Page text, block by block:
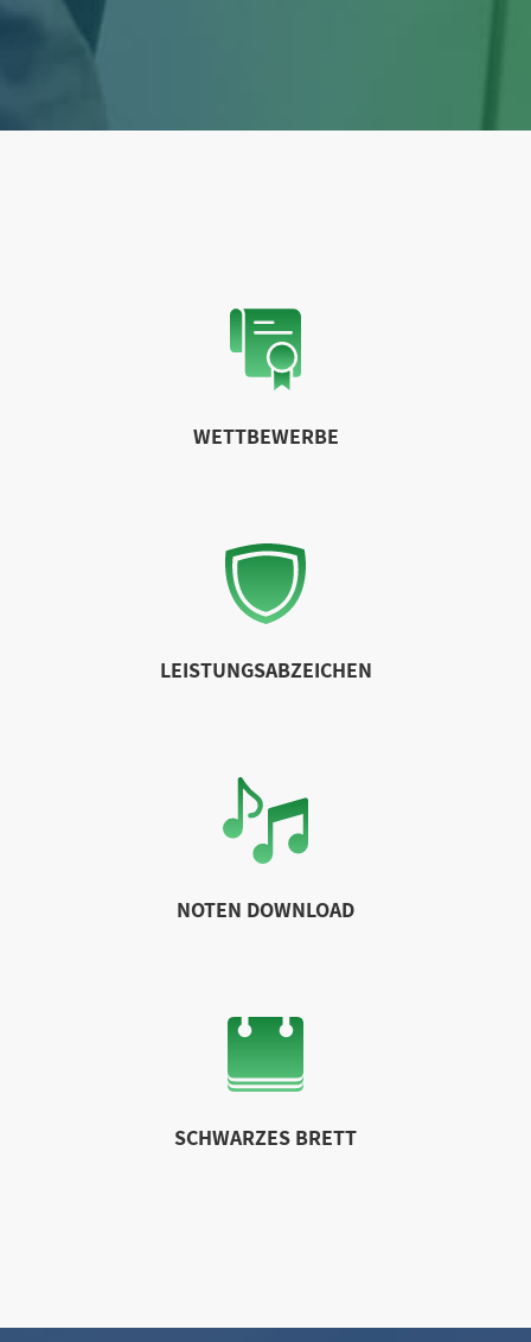
WETTBEWERBE
LEISTUNGSABZEICHEN
NOTEN DOWNLOAD
SCHWARZES BRETT